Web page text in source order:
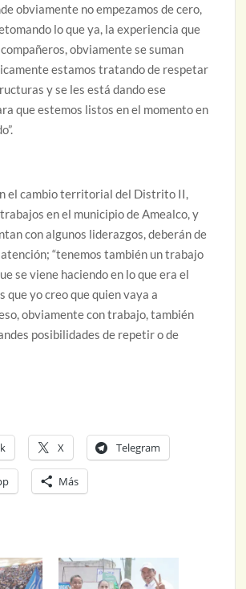
obviamente no empezamos de cero,
lo que ya, la experiencia que
obviamente se suman
estamos tratando de respetar
y se les está dando ese
que estemos listos en el momento en
el cambio territorial del Distrito II,
en el municipio de Amealco, y
con algunos liderazgos, deberán de
“tenemos también un trabajo
se viene haciendo en lo que era el
que yo creo que quien vaya a
obviamente con trabajo, también
posibilidades de repetir o de
X Telegram
Más